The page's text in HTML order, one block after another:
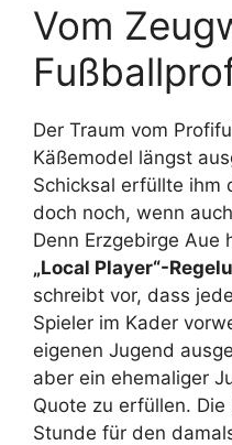
Vom
Der Traum vom
Käßemodel längst
Schicksal erfüllte ihm
doch noch, wenn
Denn Erzgebirge Aue
„Local Player“-
schreibt vor, dass
Spieler im Kader
eigenen Jugend
aber ein ehemaliger
Quote zu erfüllen. Die
Stunde für den